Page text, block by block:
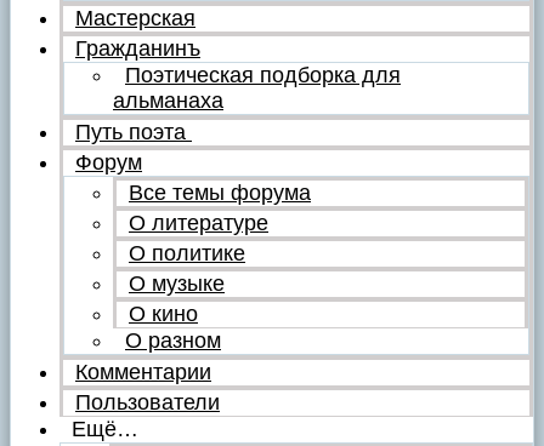
Мастерская
Гражданинъ
Поэтическая подборка для
альманаха
Путь поэта
Форум
Все темы форума
О литературе
О политике
О музыке
О кино
О разном
Комментарии
Пользователи
Ещё…